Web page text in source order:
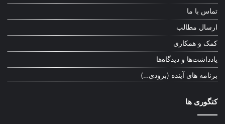
تماس با ما
ارسال مطالب
کمک و همکاری
یادداشت‌ها و دیدگاه‌ها
برنامه های آینده (بزودی…)
کتگوری ها